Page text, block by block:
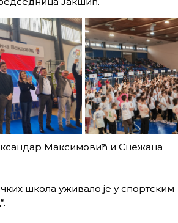
Максимовић и Снежана
школа уживало је у спортским